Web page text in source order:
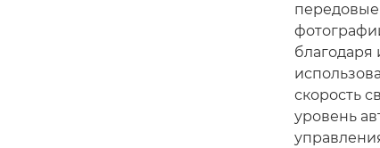
скорость
уровень